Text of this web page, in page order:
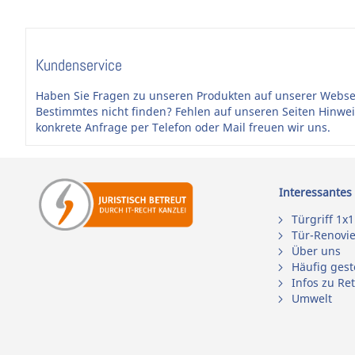
Kundenservice
Haben Sie Fragen zu unseren Produkten auf unserer
Bestimmtes nicht finden? Fehlen auf unseren Seiten
konkrete Anfrage per Telefon oder Mail freuen wir uns.
Interessantes
Türgriff 1x1
Tür-
Über uns
Häufig
Infos zu
Umwelt